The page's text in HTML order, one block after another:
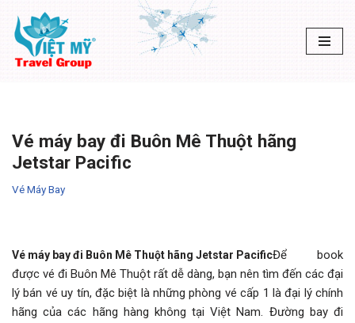
Chuyển
tới
Vé máy bay đi Buôn Mê Thuột hãng
Jetstar Pacific
Vé Máy Bay
Vé máy bay đi Buôn Mê Thuột hãng Jetstar PacificĐể book
được vé đi Buôn Mê Thuột rất dễ dàng, bạn nên tìm đến các đại
lý bán vé uy tín, đặc biệt là những phòng vé cấp 1 là đại lý chính
hãng của các hãng hàng không tại Việt Nam. Đường bay đi